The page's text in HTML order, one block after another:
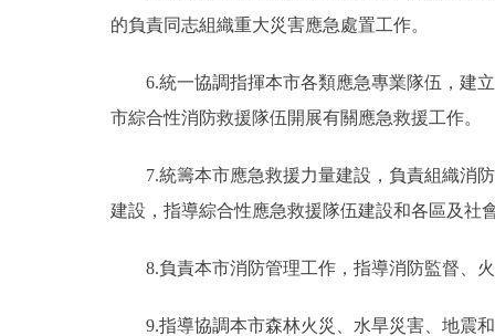
的負責同志組織重大災害應急處置工作。
6.統一協調指揮本市各類應急專業隊伍，建立
市綜合性消防救援隊伍開展有關應急救援工作。
7.統籌本市應急救援力量建設，負責組織消防
建設，指導綜合性應急救援隊伍建設和各區及社
8.負責本市消防管理工作，指導消防監督、火
9.指導協調本市森林火災、水旱災害、地震和